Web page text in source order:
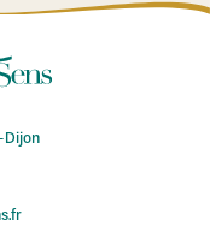
Dijon